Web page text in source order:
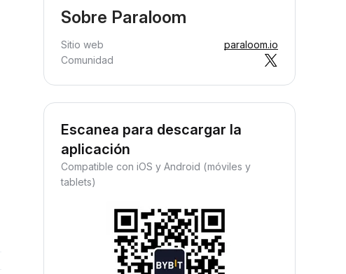
Sobre Paraloom
Sitio web
paraloom.io
Comunidad
Escanea para descargar la
aplicación
Compatible con iOS y Android (móviles y
tablets)